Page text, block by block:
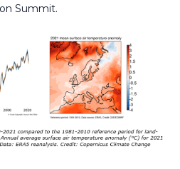
Summit.